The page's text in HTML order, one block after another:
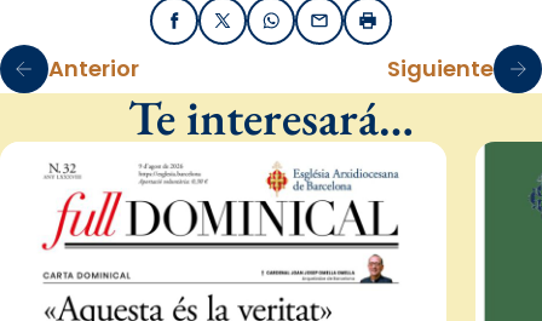
FacebookX / TwitterWhatsApp
EmailImprimir
Anterior Siguiente
Te interesará…